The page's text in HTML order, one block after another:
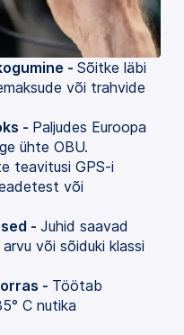
- Sõitke läbi
või trahvide
- Paljudes Euroopa
ühte OBU.
teavitusi GPS-i
või
- Juhid saavad
või sõiduki klassi
- Töötab
C nutika